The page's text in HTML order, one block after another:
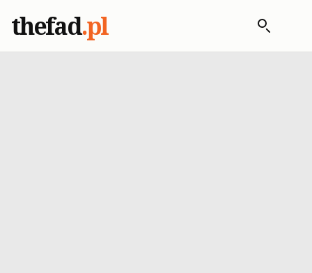
thefad.pl